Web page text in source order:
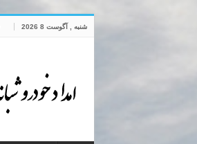
شنبه , آگوست 8 2026